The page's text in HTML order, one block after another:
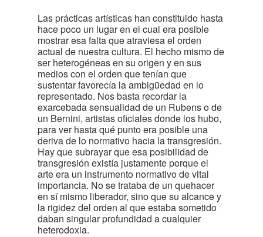
Las prácticas artísticas han constituido hasta
hace poco un lugar en el cual era posible
mostrar esa falta que atraviesa el orden
actual de nuestra cultura. El hecho mismo de
ser heterogéneas en su origen y en sus
medios con el orden que tenían que
sustentar favorecía la ambigüedad en lo
representado. Nos basta recordar la
exarcebada sensualidad de un Rubens o de
un Bernini, artistas oficiales donde los hubo,
para ver hasta qué punto era posible una
deriva de lo normativo hacia la transgresión.
Hay que subrayar que esa posibilidad de
transgresión existía justamente porque el
arte era un instrumento normativo de vital
importancia. No se trataba de un quehacer
en sí mismo liberador, sino que su alcance y
la rigidez del orden al que estaba sometido
daban singular profundidad a cualquier
heterodoxia.